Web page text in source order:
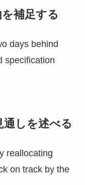
補足する
days behind
specification
しを述べる
reallocating
on track by the